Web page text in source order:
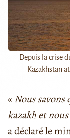
Depuis la crise
Kazakhstan
« Nous savons
kazakh et
a déclaré le